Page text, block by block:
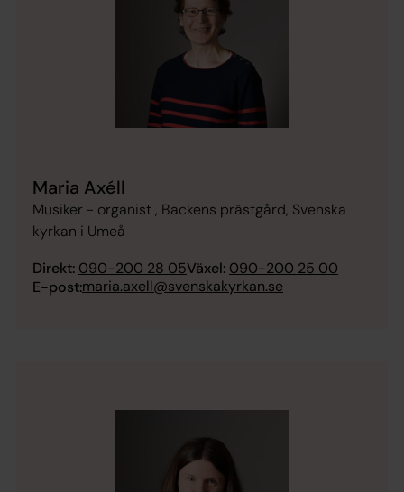
Maria Axéll
Musiker - organist , Backens prästgård, Svenska
kyrkan i Umeå
Direkt: 090-200 28 05Växel: 090-200 25 00
E-post:maria.axell@svenskakyrkan.se